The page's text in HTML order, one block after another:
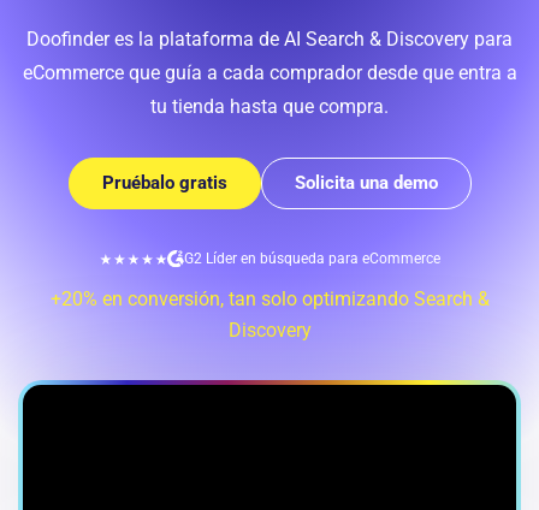
Doofinder es la plataforma de AI Search & Discovery para
eCommerce que guía a cada comprador desde que entra a
tu tienda hasta que compra.
Pruébalo gratis Solicita una demo
G2 Líder en búsqueda para eCommerce
+20% en conversión, tan solo optimizando Search &
Discovery